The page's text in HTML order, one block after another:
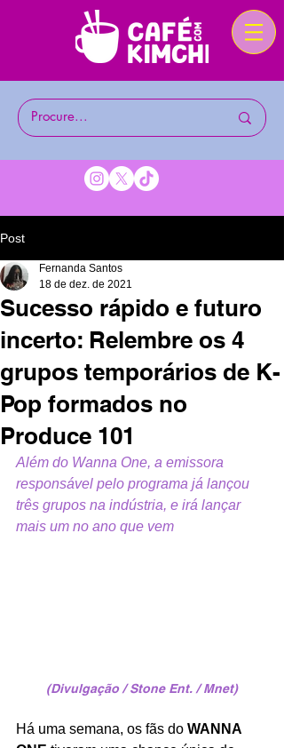
Post
Sucesso rápido e futuro
incerto: Relembre os 4
grupos temporários de K-
Pop formados no
Produce 101
Fernanda Santos
18 de dez. de 2021
Além do Wanna One, a emissora
responsável pelo programa já lançou
três grupos na indústria, e irá lançar
mais um no ano que vem
(Divulgação / Stone Ent. / Mnet)
Há uma semana, os fãs do WANNA